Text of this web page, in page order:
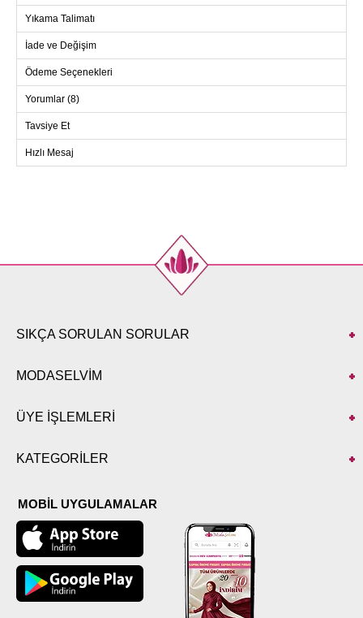
ve kış sezonlarının vazgeçilmez parçalarından biridir. 30
derecede hassas yıkama ile temizlenebilen bu trençkot, kaliteli
Amozon kumaşı ile üretilmiştir. Ürün yarı düğmeli ön kısmı ve
iç astarı ile kullanıcıya hem şıklık hem de konfor sunar. Ürün
38 bedendir ve pratik kullanım için ceplere sahiptir.
Manşetlerde yer alan şık düğmeler ise tasarıma modern bir
hava katar.
40
102
110
Yıkama Talimatı
İade ve Değişim
Ödeme Seçenekleri
Yorumlar (8)
Tavsiye Et
Hızlı Mesaj
SIKÇA SORULAN SORULAR
MODASELVİM
ÜYE İŞLEMLERİ
KATEGORİLER
MOBİL UYGULAMALAR